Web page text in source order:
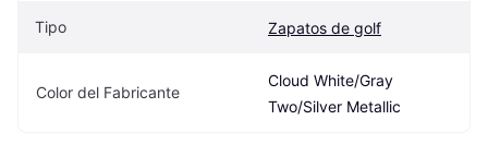
Tipo Zapatos de golf
Color del Fabricante
Cloud White/Gray
Two/Silver Metallic